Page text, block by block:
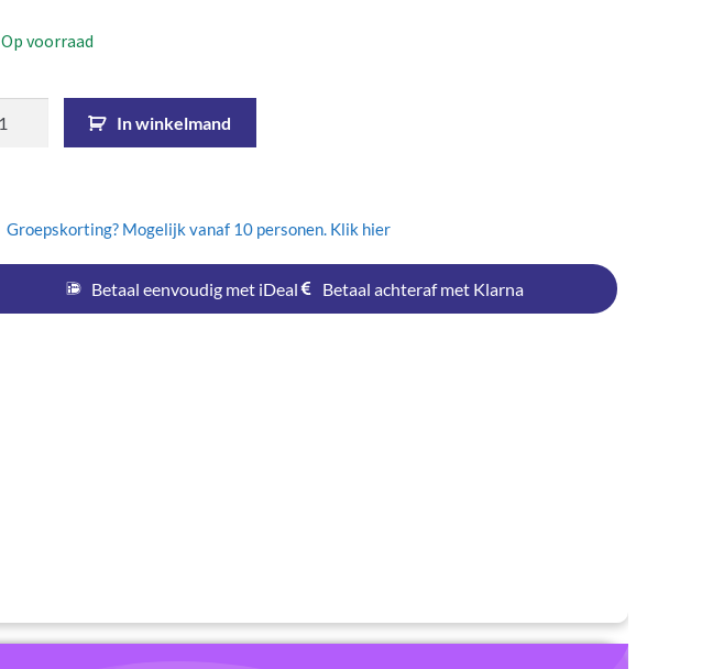
Op voorraad
In winkelmand
Groepskorting? Mogelijk vanaf 10 personen. Klik hier
Betaal eenvoudig met iDeal Betaal achteraf met Klarna